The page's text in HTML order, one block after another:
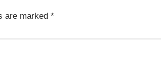
are marked *